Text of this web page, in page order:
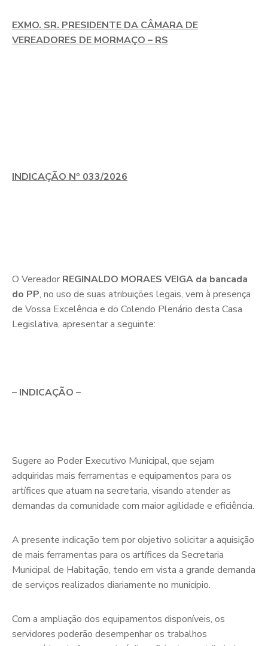
EXMO. SR. PRESIDENTE DA CÂMARA DE
VEREADORES DE MORMAÇO – RS
INDICAÇÃO Nº 033/2026
O Vereador REGINALDO MORAES VEIGA da bancada
do PP, no uso de suas atribuições legais, vem à presença
de Vossa Excelência e do Colendo Plenário desta Casa
Legislativa, apresentar a seguinte:
– INDICAÇÃO –
Sugere ao Poder Executivo Municipal, que sejam
adquiridas mais ferramentas e equipamentos para os
artífices que atuam na secretaria, visando atender as
demandas da comunidade com maior agilidade e eficiência.
A presente indicação tem por objetivo solicitar a aquisição
de mais ferramentas para os artífices da Secretaria
Municipal de Habitação, tendo em vista a grande demanda
de serviços realizados diariamente no município.
Com a ampliação dos equipamentos disponíveis, os
servidores poderão desempenhar os trabalhos